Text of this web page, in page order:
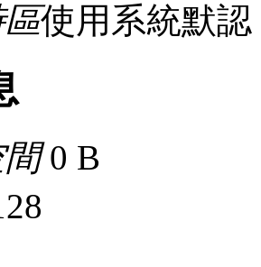
使用系統默認
0 B